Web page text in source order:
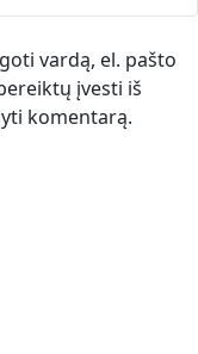
vardą, el. pašto
įvesti iš
komentarą.